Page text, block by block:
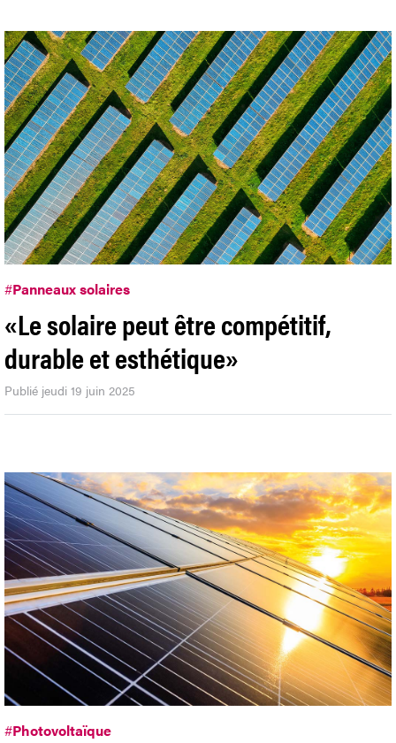
#Panneaux solaires
«Le solaire peut être compétitif,
durable et esthétique»
Publié jeudi 19 juin 2025
#Photovoltaïque